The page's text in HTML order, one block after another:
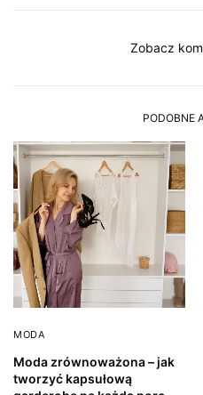
Zobacz
PODOBNE
MODA
Moda zrównoważona – jak
tworzyć kapsułową